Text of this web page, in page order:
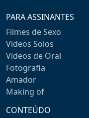
PARA ASSINANTES
Filmes de Sexo
Videos Solos
Videos de Oral
Fotografia
Amador
Making of
CONTEÚDO